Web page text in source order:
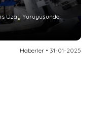
Uzay Yürüyüşünde
Haberler• 31-01-2025